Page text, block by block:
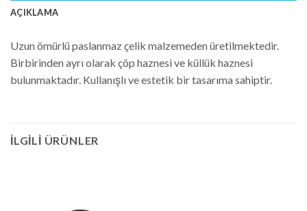
AÇIKLAMA
Uzun ömürlü paslanmaz çelik malzemeden üretilmektedir.
Birbirinden ayrı olarak çöp haznesi ve küllük haznesi
bulunmaktadır. Kullanışlı ve estetik bir tasarıma sahiptir.
İLGILI ÜRÜNLER